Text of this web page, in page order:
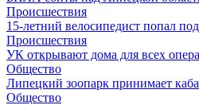
Происшествия
15-летний велосипедист попал
Происшествия
УК открывают дома для всех
Общество
Липецкий зоопарк принимает
Общество